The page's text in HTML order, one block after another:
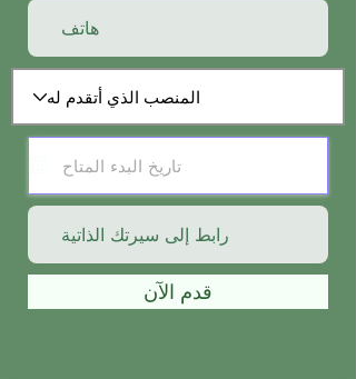
قدم الآن